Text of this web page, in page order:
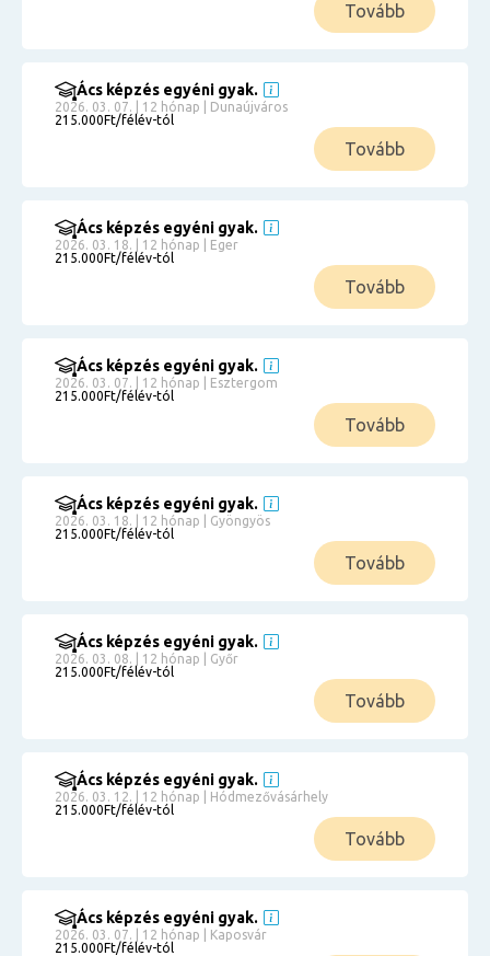
Tovább
Ács képzés egyéni gyak.
2026. 03. 07. | 12 hónap | Dunaújváros
215.000Ft/félév-tól
Tovább
Ács képzés egyéni gyak.
2026. 03. 18. | 12 hónap | Eger
215.000Ft/félév-tól
Tovább
Ács képzés egyéni gyak.
2026. 03. 07. | 12 hónap | Esztergom
215.000Ft/félév-tól
Tovább
Ács képzés egyéni gyak.
2026. 03. 18. | 12 hónap | Gyöngyös
215.000Ft/félév-tól
Tovább
Ács képzés egyéni gyak.
2026. 03. 08. | 12 hónap | Győr
215.000Ft/félév-tól
Tovább
Ács képzés egyéni gyak.
2026. 03. 12. | 12 hónap | Hódmezővásárhely
215.000Ft/félév-tól
Tovább
Ács képzés egyéni gyak.
2026. 03. 07. | 12 hónap | Kaposvár
215.000Ft/félév-tól